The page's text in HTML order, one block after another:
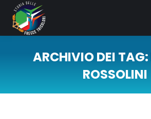
ARCHIVIO DEI TAG:
ROSSOLINI